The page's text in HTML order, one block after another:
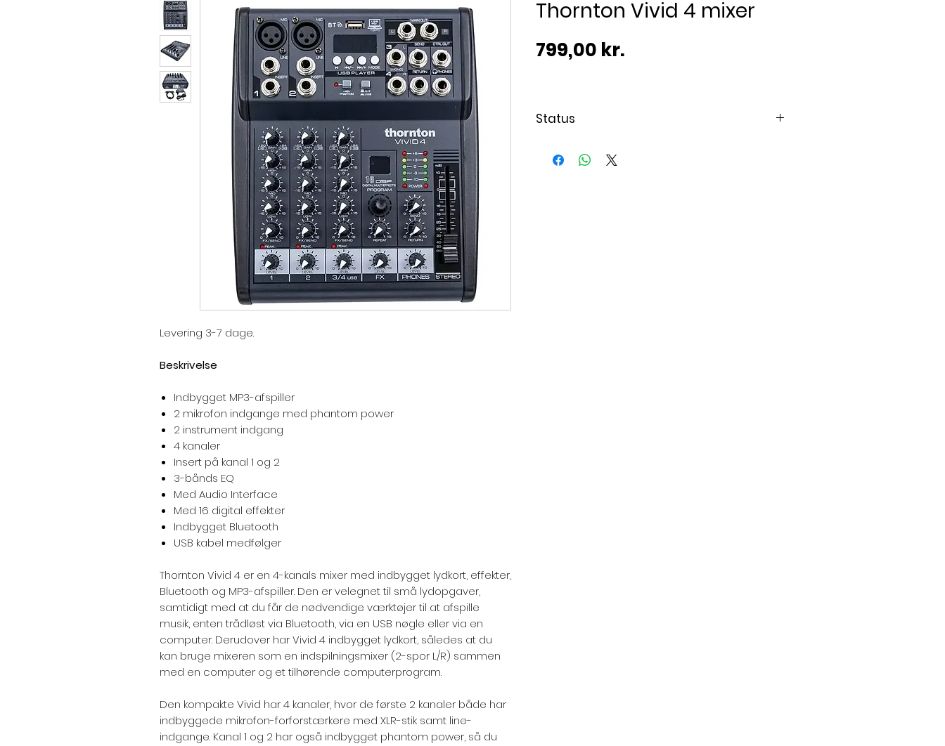
Levering 3-7 dage.
Beskrivelse
Indbygget MP3-afspiller
2 mikrofon indgange med phantom power
2 instrument indgang
4 kanaler
Insert på kanal 1 og 2
3-bånds EQ
Med Audio Interface
Med 16 digital effekter
Indbygget Bluetooth
USB kabel medfølger
Thornton Vivid 4 er en 4-kanals mixer med indbygget lydkort, effekter,
Bluetooth og MP3-afspiller. Den er velegnet til små lydopgaver,
samtidigt med at du får de nødvendige værktøjer til at afspille
musik, enten trådløst via Bluetooth, via en USB nøgle eller via en
computer. Derudover har Vivid 4 indbygget lydkort, således at du
kan bruge mixeren som en indspilningsmixer (2-spor L/R) sammen
med en computer og et tilhørende computerprogram.
Den kompakte Vivid har 4 kanaler, hvor de første 2 kanaler både har
indbyggede mikrofon-forforstærkere med XLR-stik samt line-
indgange. Kanal 1 og 2 har også indbygget phantom power, så du
Thornton Vivid 4 mixer
799,00 kr.Pris
Status